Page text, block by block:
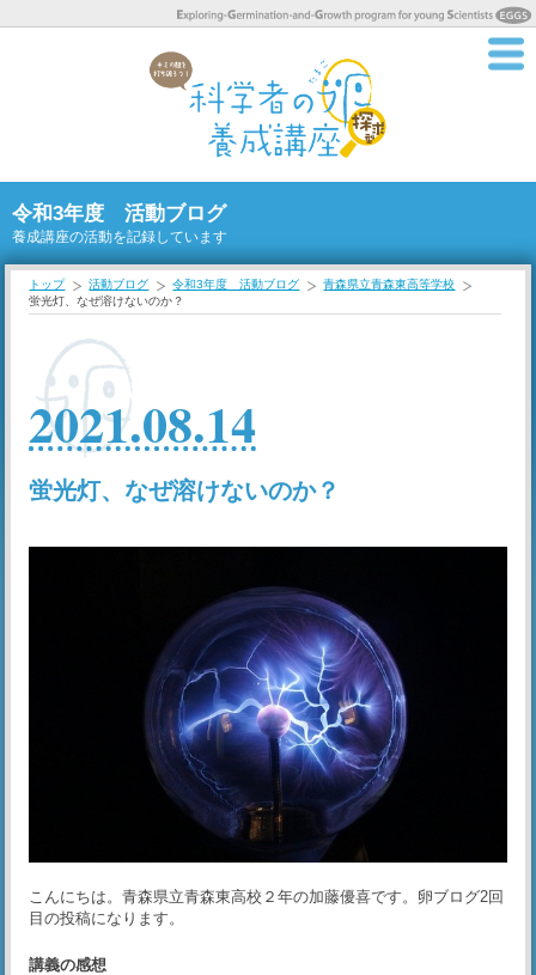
令和3年度 活動ブログ
養成講座の活動を記録しています
トップ 活動ブログ 令和3年度 活動ブログ
青森県立青森東高等学校
蛍光灯、なぜ溶けないのか？
2021.08.14
蛍光灯、なぜ溶けないのか？
こんにちは。青森県立青森東高校２年の加藤優喜です。卵ブログ2回
目の投稿になります。
講義の感想